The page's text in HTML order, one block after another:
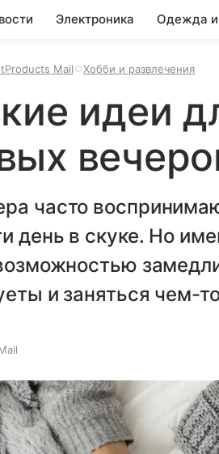
Электроника Одежда и
Mail Хобби и развлечения
идеи
часто
день в скуке. Но
и заняться чем-